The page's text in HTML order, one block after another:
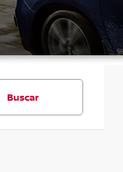
Buscar